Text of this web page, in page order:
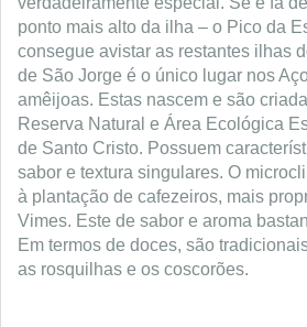
ponto mais alto da ilha – o Pico da
consegue avistar as restantes ilhas
de São Jorge é o único lugar nos
amêijoas. Estas nascem e são
Reserva Natural e Área Ecológica
de Santo Cristo. Possuem
sabor e textura singulares. O
à plantação de cafezeiros, mais
Vimes. Este de sabor e aroma
Em termos de doces, são
as rosquilhas e os coscorões.